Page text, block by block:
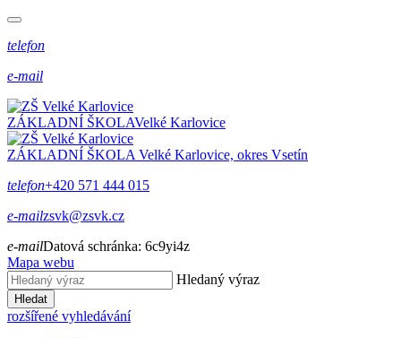
telefon
e-mail
ZÁKLADNÍ ŠKOLAVelké Karlovice
ZÁKLADNÍ ŠKOLA Velké Karlovice, okres Vsetín
telefon+420 571 444 015
e-mailzsvk@zsvk.cz
e-mailDatová schránka: 6c9yi4z
Mapa webu
Hledaný výraz
Hledat
rozšířené vyhledávání